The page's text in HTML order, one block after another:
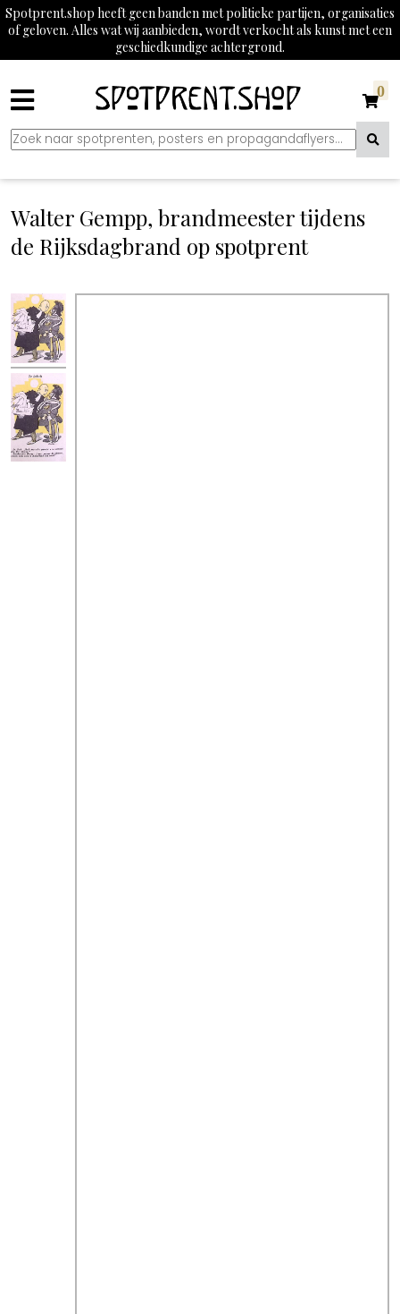
Spotprent.shop heeft geen banden met politieke partijen, organisaties
of geloven. Alles wat wij aanbieden, wordt verkocht als kunst met een
geschiedkundige achtergrond.
0
Walter Gempp, brandmeester tijdens
de Rijksdagbrand op spotprent